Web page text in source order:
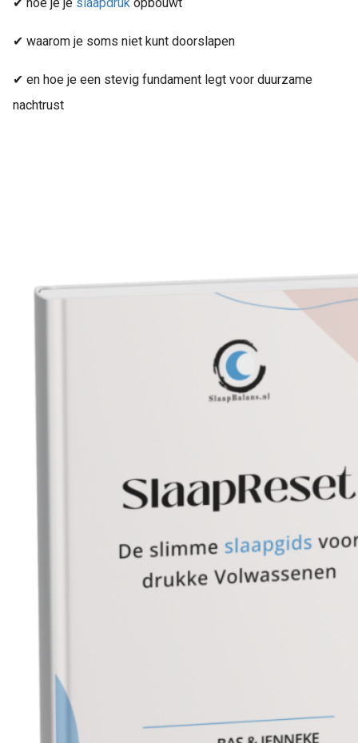
✔ waarom je soms niet kunt doorslapen
✔ en hoe je een stevig fundament legt voor duurzame
nachtrust